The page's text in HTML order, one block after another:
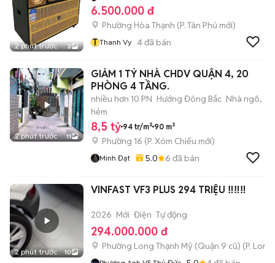
2 phút trước 2
6.500.000 đ
Phường Hòa Thạnh (P. Tân Phú mới)
T Thanh Vy 4đã bán
2 phút trước 11
GIẢM 1 TỶ NHÀ CHDV QUẬN 4, 20
PHÒNG 4 TẦNG.
nhiều hơn 10 PN Hướng Đông Bắc Nhà ngõ,
hẻm
8,5 tỷ 94 tr/m² 90 m²
Phường 16 (P. Xóm Chiếu mới)
Minh Đạt 5.0 6 đã bán
2 phút trước 10
VINFAST VF3 PLUS 294 TRIỆU ‼️‼️‼️
2026 Mới Điện Tự động
294.000.000 đ
Phường Long Thạnh Mỹ (Quận 9 cũ) (P.